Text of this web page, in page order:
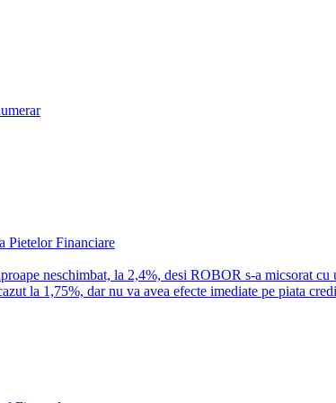
Pietelor Financiare
neschimbat, la 2,4%, desi ROBOR s-a micsorat cu
la 1,75%, dar nu va avea efecte imediate pe piata